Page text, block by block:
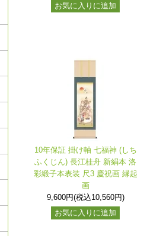
お気に入りに追加
10年保証 掛け軸 七福神 (しち
ふくじん) 長江桂舟 新絹本 洛
彩緞子本表装 尺3 慶祝画 縁起
画
9,600円(税込10,560円)
お気に入りに追加